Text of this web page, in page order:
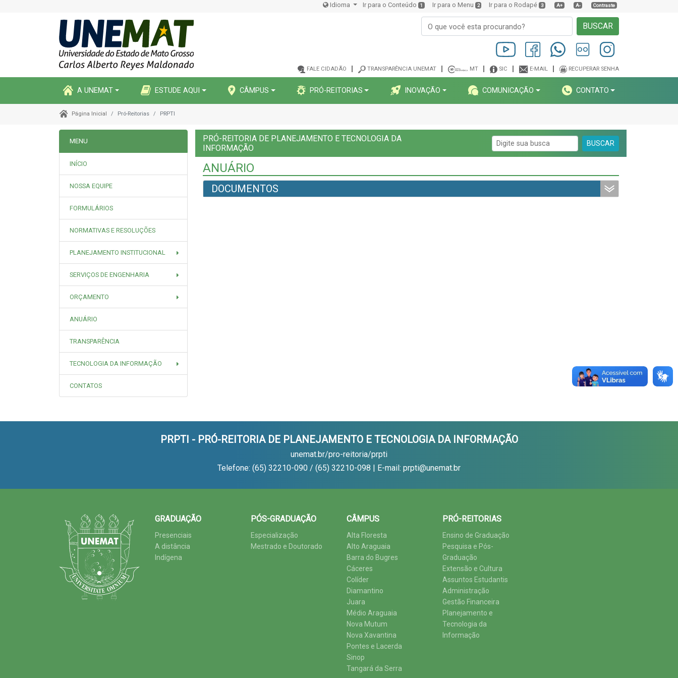
Idioma Ir para o Conteúdo 1 Ir para o Menu 2 Ir para o Rodapé 3 A+ A- Contraste
BUSCAR
FALE CIDADÃO TRANSPARÊNCIA UNEMAT MT SIC E-MAIL RECUPERAR SENHA
A UNEMAT ESTUDE AQUI CÂMPUS PRÓ-REITORIAS INOVAÇÃO COMUNICAÇÃO CONTATO
Página Inicial Pró-Reitorias PRPTI
MENU
INÍCIO
NOSSA EQUIPE
FORMULÁRIOS
NORMATIVAS E RESOLUÇÕES
PLANEJAMENTO INSTITUCIONAL
SERVIÇOS DE ENGENHARIA
ORÇAMENTO
ANUÁRIO
TRANSPARÊNCIA
TECNOLOGIA DA INFORMAÇÃO
CONTATOS
PRÓ-REITORIA DE PLANEJAMENTO E TECNOLOGIA DA
INFORMAÇÃO
BUSCAR
ANUÁRIO
DOCUMENTOS
PRPTI - PRÓ-REITORIA DE PLANEJAMENTO E TECNOLOGIA DA INFORMAÇÃO
unemat.br/pro-reitoria/prpti
Telefone: (65) 32210-090 / (65) 32210-098 | E-mail: prpti@unemat.br
GRADUAÇÃO
Presenciais
A distância
Indígena
PÓS-GRADUAÇÃO
Especialização
Mestrado e Doutorado
CÂMPUS
Alta Floresta
Alto Araguaia
Barra do Bugres
Cáceres
Colíder
Diamantino
Juara
Médio Araguaia
Nova Mutum
Nova Xavantina
Pontes e Lacerda
Sinop
Tangará da Serra
PRÓ-REITORIAS
Ensino de Graduação
Pesquisa e Pós-
Graduação
Extensão e Cultura
Assuntos Estudantis
Administração
Gestão Financeira
Planejamento e
Tecnologia da
Informação